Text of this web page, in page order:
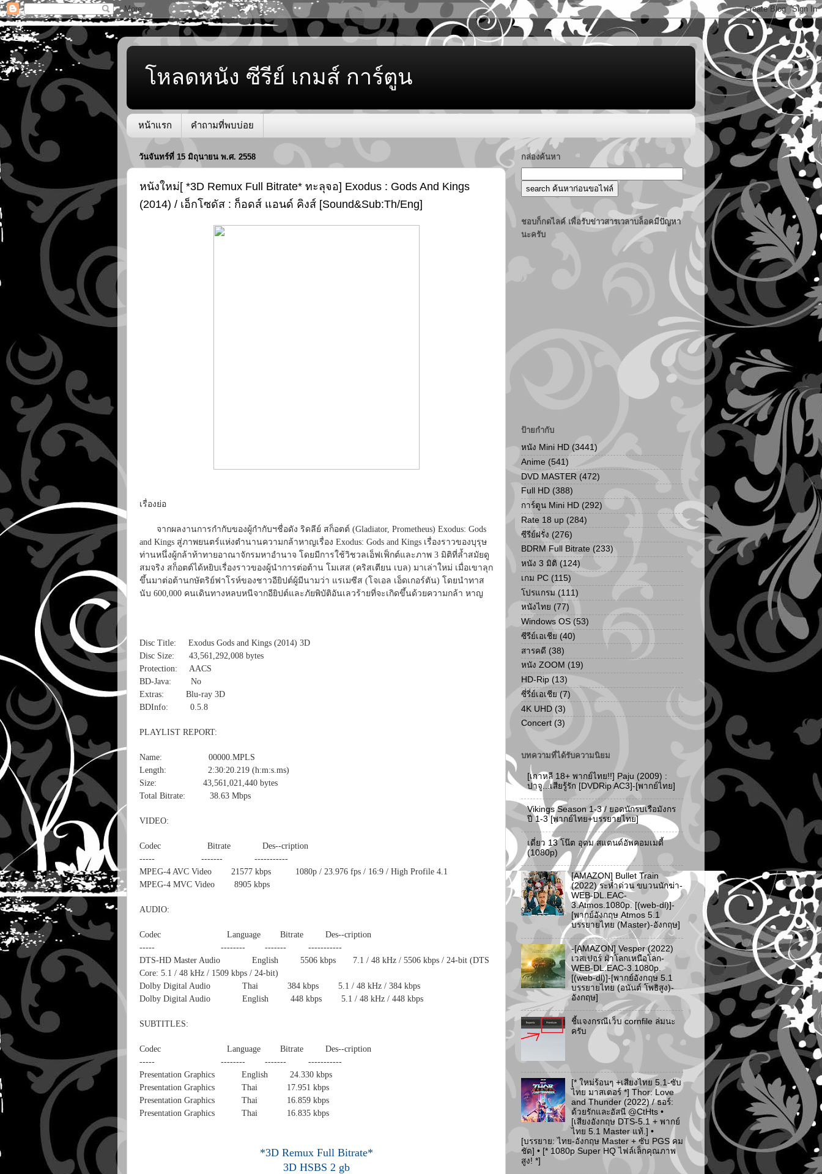
โหลดหนัง ซีรีย์ เกมส์ การ์ตูน
หน้าแรก คำถามที่พบบ่อย
วันจันทร์ที่ 15 มิถุนายน พ.ศ. 2558
หนังใหม่[ *3D Remux Full Bitrate* ทะลุจอ] Exodus : Gods And Kings
(2014) / เอ็กโซดัส : ก็อดส์ แอนด์ คิงส์ [Sound&Sub:Th/Eng]
เรื่องย่อ
จากผลงานการกำกับของผู้กำกับฯชื่อดัง ริดลีย์ สก็อตต์ (Gladiator, Prometheus) Exodus: Gods
and Kings สู่ภาพยนตร์แห่งตำนานความกล้าหาญเรื่อง Exodus: Gods and Kings เรื่องราวของบุรุษ
ท่านหนึ่งผู้กล้าท้าทายอาณาจักรมหาอำนาจ โดยมีการใช้วิชวลเอ็ฟเฟ็กต์และภาพ 3 มิติที่ล้ำสมัยดู
สมจริง สก็อตต์ได้หยิบเรื่องราวของผู้นำการต่อต้าน โมเสส (คริสเตียน เบล) มาเล่าใหม่ เมื่อเขาลุก
ขึ้นมาต่อต้านกษัตริย์ฟาโรห์ของชาวอียิปต์ผู้มีนามว่า แรเมซีส (โจเอล เอ็ดเกอร์ตัน) โดยนำทาส
นับ 600,000 คนเดินทางหลบหนีจากอียิปต์และภัยพิบัติอันเลวร้ายที่จะเกิดขึ้นด้วยความกล้า หาญ
Disc Title: Exodus Gods and Kings (2014) 3D
Disc Size: 43,561,292,008 bytes
Protection: AACS
BD-Java: No
Extras: Blu-ray 3D
BDInfo: 0.5.8
PLAYLIST REPORT:
Name: 00000.MPLS
Length: 2:30:20.219 (h:m:s.ms)
Size: 43,561,021,440 bytes
Total Bitrate: 38.63 Mbps
VIDEO:
Codec Bitrate Des--cription
----- ------- -----------
MPEG-4 AVC Video 21577 kbps 1080p / 23.976 fps / 16:9 / High Profile 4.1
MPEG-4 MVC Video 8905 kbps
AUDIO:
Codec Language Bitrate Des--cription
----- -------- ------- -----------
DTS-HD Master Audio English 5506 kbps 7.1 / 48 kHz / 5506 kbps / 24-bit (DTS
Core: 5.1 / 48 kHz / 1509 kbps / 24-bit)
Dolby Digital Audio Thai 384 kbps 5.1 / 48 kHz / 384 kbps
Dolby Digital Audio English 448 kbps 5.1 / 48 kHz / 448 kbps
SUBTITLES:
Codec Language Bitrate Des--cription
----- -------- ------- -----------
Presentation Graphics English 24.330 kbps
Presentation Graphics Thai 17.951 kbps
Presentation Graphics Thai 16.859 kbps
Presentation Graphics Thai 16.835 kbps
*3D Remux Full Bitrate*
3D HSBS 2 gb
กล่องค้นหา
ชอบก็กดไลค์ เพื่อรับข่าวสารเวลาบล็อคมีปัญหา
นะครับ
ป้ายกำกับ
หนัง Mini HD (3441)
Anime (541)
DVD MASTER (472)
Full HD (388)
การ์ตูน Mini HD (292)
Rate 18 up (284)
ซีรีย์ฝรั่ง (276)
BDRM Full Bitrate (233)
หนัง 3 มิติ (124)
เกม PC (115)
โปรแกรม (111)
หนังไทย (77)
Windows OS (53)
ซีรีย์เอเชีย (40)
สารคดี (38)
หนัง ZOOM (19)
HD-Rip (13)
ซี่รี่ย์เอเชีย (7)
4K UHD (3)
Concert (3)
บทความที่ได้รับความนิยม
[เกาหลี 18+ พากย์ไทย!!] Paju (2009) :
ปาจู...เสียรู้รัก [DVDRip AC3]-[พากย์ไทย]
Vikings Season 1-3 / ยอดนักรบเรือมังกร
ปี 1-3 [พากย์ไทย+บรรยายไทย]
เดี่ยว 13 โน๊ต อุดม สแตนด์อัพคอมเมดี้
(1080p)
[AMAZON] Bullet Train
(2022) ระห่ำด่วน ขบวนนักฆ่า-
WEB-DL.EAC-
3.Atmos.1080p. [(web-dl)]-
[พากย์อังกฤษ Atmos 5.1
บรรยายไทย (Master)-อังกฤษ]
-[AMAZON] Vesper (2022)
เวสเปอร์ ฝ่าโลกเหนือโลก-
WEB-DL.EAC-3.1080p.
[(web-dl)]-[พากย์อังกฤษ 5.1
บรรยายไทย (อนันต์ โพธิสูง)-
อังกฤษ]
ชี้แจงกรณีเว็บ cornfile ล่มนะ
ครับ
[* ใหม่ร้อนๆ +เสียงไทย 5.1-ซับ
ไทย มาสเตอร์ *] Thor: Love
and Thunder (2022) / ธอร์:
ด้วยรักและอัสนี @CtHts •
[เสียงอังกฤษ DTS-5.1 + พากย์
ไทย 5.1 Master แท้.] •
[บรรยาย: ไทย-อังกฤษ Master + ซับ PGS คม
ชัด] • [* 1080p Super HQ ไฟล์เล็กคุณภาพ
สูง! *]